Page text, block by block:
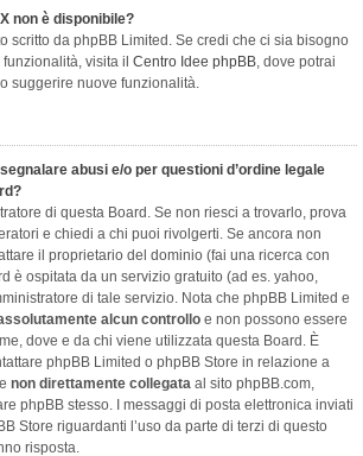
non è disponibile?
scritto da phpBB Limited. Se credi che ci sia bisogno
visita il Centro Idee phpBB, dove potrai
suggerire nuove funzionalità.
abusi e/o per questioni d’ordine legale
di questa Board. Se non riesci a trovarlo, prova
e chiedi a chi puoi rivolgerti. Se ancora non
il proprietario del dominio (fai una ricerca con
è ospitata da un servizio gratuito (ad es. yahoo,
di tale servizio. Nota che phpBB Limited e
alcun controllo e non possono essere
dove e da chi viene utilizzata questa Board. È
phpBB Limited o phpBB Store in relazione a
non direttamente collegata al sito phpBB.com,
phpBB stesso. I messaggi di posta elettronica inviati
Store riguardanti l’uso da parte di terzi di questo
risposta.